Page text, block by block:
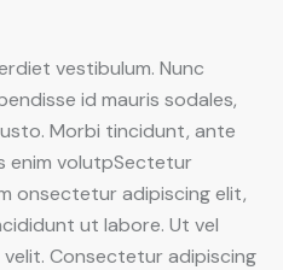
vestibulum. Nunc
id mauris sodales,
Morbi tincidunt, ante
enim volutpSectetur
onsectetur adipiscing elit,
ut labore. Ut vel
Consectetur adipiscing